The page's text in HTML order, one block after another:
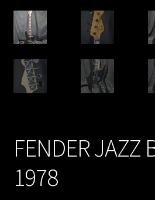
FENDER JAZZ
1978